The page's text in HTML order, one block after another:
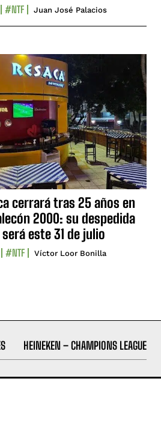
#NTF Juan José Palacios
cerrará tras 25 años en
2000: su despedida
será este 31 de julio
#NTF Víctor Loor Bonilla
HEINEKEN – CHAMPIONS LEAGUE